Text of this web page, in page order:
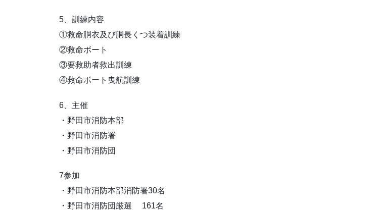
5、訓練内容
①救命胴衣及び胴長くつ装着訓練
②救命ボート
③要救助者救出訓練
④救命ボート曳航訓練
6、主催
・野田市消防本部
・野田市消防署
・野田市消防団
7参加
・野田市消防本部消防署30名
・野田市消防団厳選 161名